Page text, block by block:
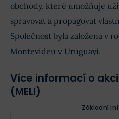
obchody, které umožňuje
spravovat a propagovat
Společnost byla založena v
Montevideu v Uruguayi.
Více informací o
(MELI)
Základní